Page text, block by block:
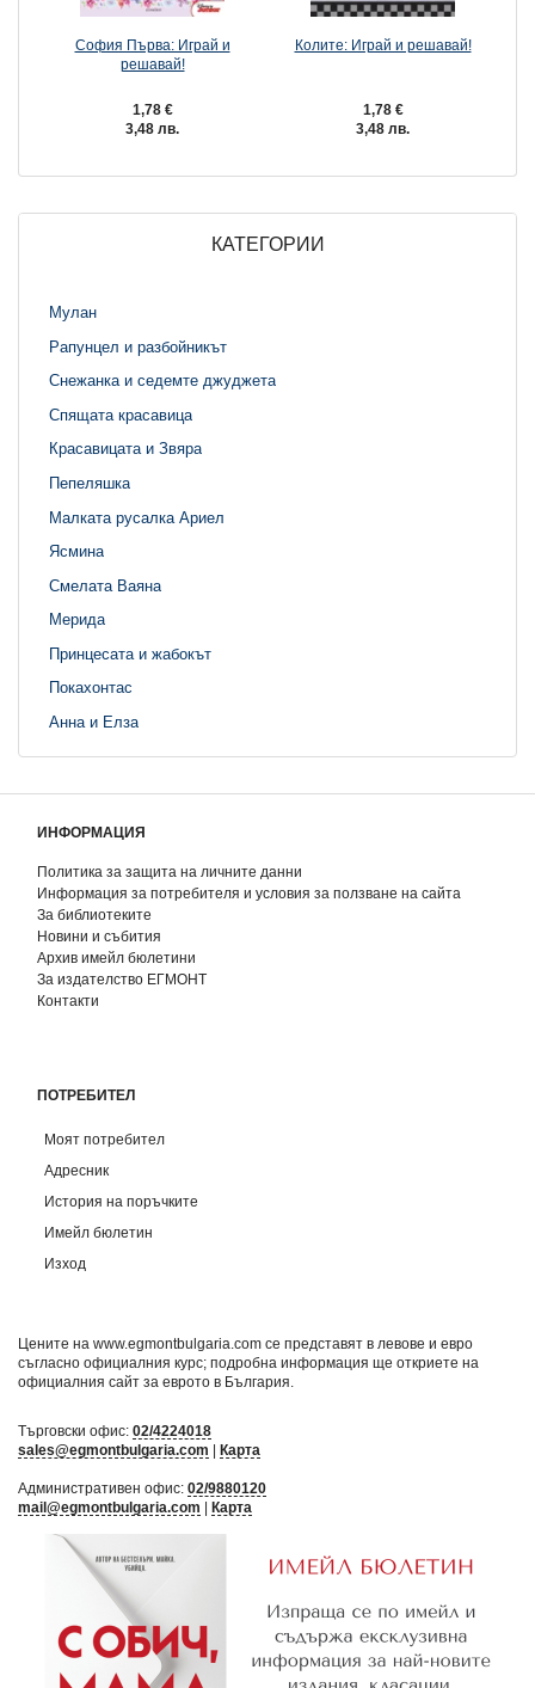
София Първа: Играй и
решавай!
1,78 €
3,48 лв.
Колите: Играй и решавай!
1,78 €
3,48 лв.
КАТЕГОРИИ
Мулан
Рапунцел и разбойникът
Снежанка и седемте джуджета
Спящата красавица
Красавицата и Звяра
Пепеляшка
Малката русалка Ариел
Ясмина
Смелата Ваяна
Мерида
Принцесата и жабокът
Покахонтас
Анна и Елза
ИНФОРМАЦИЯ
Политика за защита на личните данни
Информация за потребителя и условия за ползване на сайта
За библиотеките
Новини и събития
Архив имейл бюлетини
За издателство ЕГМОНТ
Контакти
ПОТРЕБИТЕЛ
Моят потребител
Адресник
История на поръчките
Имейл бюлетин
Изход
Цените на www.egmontbulgaria.com се представят в левове и евро
съгласно официалния курс; подробна информация ще откриете на
официалния сайт за еврото в България
Търговски офис: 02/4224018
sales@egmontbulgaria.com
Карта
Административен офис: 02/9880120
mail@egmontbulgaria.com
Карта